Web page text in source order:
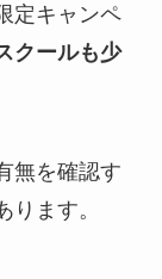
定キャンペ
クールも少
無を確認す
ます。